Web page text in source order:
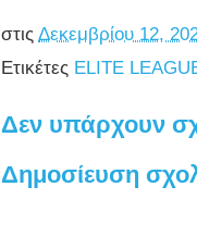
στις Δεκεμβρίου 12,
Ετικέτες ELITE
Δεν υπάρχουν
Δημοσίευση